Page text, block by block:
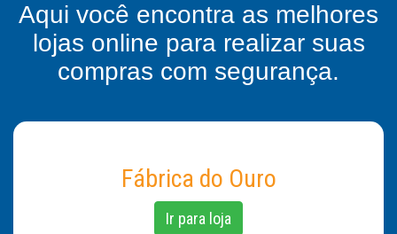
Aqui você encontra as melhores
lojas online para realizar suas
compras com segurança.
Fábrica do Ouro
Ir para loja